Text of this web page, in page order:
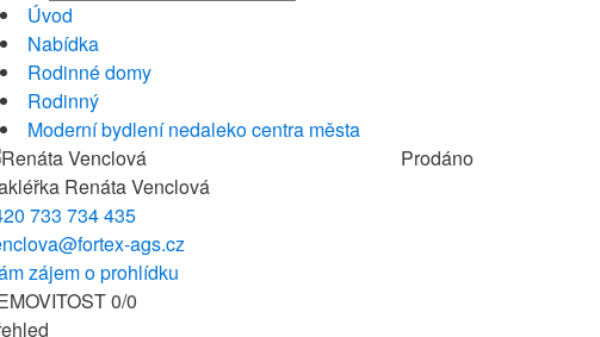
Úvod
Nabídka
Rodinné domy
Rodinný
Moderní bydlení nedaleko centra města
Renáta Venclová
733 734 435
ags.cz
zájem o prohlídku
0/0
Prodáno